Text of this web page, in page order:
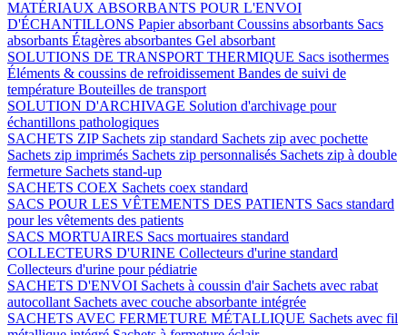
MATÉRIAUX ABSORBANTS POUR L'ENVOI
D'ÉCHANTILLONS Papier absorbant Coussins absorbants Sacs
absorbants Étagères absorbantes Gel absorbant
SOLUTIONS DE TRANSPORT THERMIQUE Sacs isothermes
Éléments & coussins de refroidissement Bandes de suivi de
température Bouteilles de transport
SOLUTION D'ARCHIVAGE Solution d'archivage pour
échantillons pathologiques
SACHETS ZIP Sachets zip standard Sachets zip avec pochette
Sachets zip imprimés Sachets zip personnalisés Sachets zip à double
fermeture Sachets stand-up
SACHETS COEX Sachets coex standard
SACS POUR LES VÊTEMENTS DES PATIENTS Sacs standard
pour les vêtements des patients
SACS MORTUAIRES Sacs mortuaires standard
COLLECTEURS D'URINE Collecteurs d'urine standard
Collecteurs d'urine pour pédiatrie
SACHETS D'ENVOI Sachets à coussin d'air Sachets avec rabat
autocollant Sachets avec couche absorbante intégrée
SACHETS AVEC FERMETURE MÉTALLIQUE Sachets avec fil